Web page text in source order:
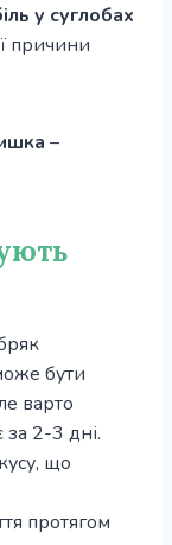
у суглобах
причини
–
бути
варто
2-3 дні.
що
протягом